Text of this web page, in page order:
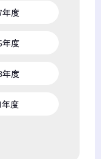
年度
年度
年度
年度